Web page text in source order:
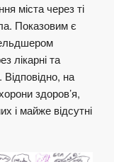
міста через ті
Показовим є
лікарні та
на
здоров’я,
і майже відсутні